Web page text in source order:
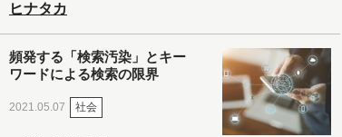
ヒナタカ
頻発する「検索汚染」とキー
ワードによる検索の限界
2021.05.07 社会